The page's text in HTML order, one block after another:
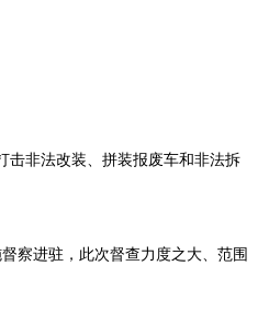
非法改装、拼装报废车和非法拆
察进驻，此次督查力度之大、范围